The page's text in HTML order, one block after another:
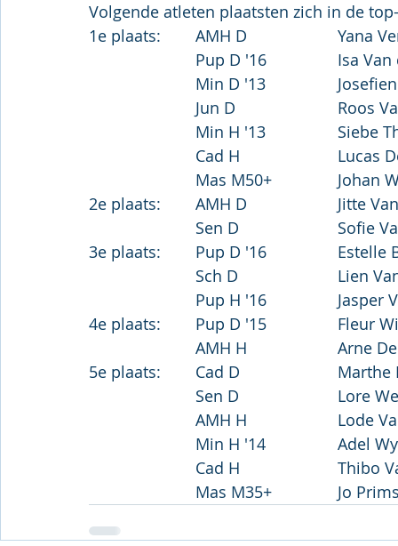
Volgende atleten plaatsten zich in de
Pup D '16
Min D
Jun D
Min H '13
Cad H
Mas M50+
2e plaats:	AMH
3e plaats:	Pup D
Sch D
Pup H '16
4e plaats:	Pup D '15
AMH H
5e plaats:	Cad D
Sen D
AMH H
Min H '14
Cad H